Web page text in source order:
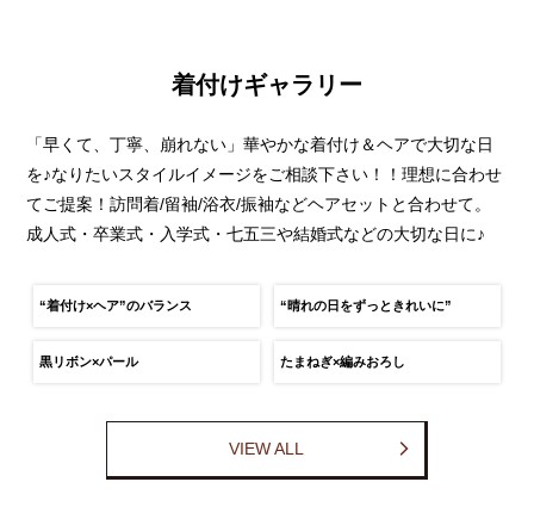
着付けギャラリー
「早くて、丁寧、崩れない」華やかな着付け＆ヘアで大切な日
を♪なりたいスタイルイメージをご相談下さい！！理想に合わせ
てご提案！訪問着/留袖/浴衣/振袖などヘアセットと合わせて。
成人式・卒業式・入学式・七五三や結婚式などの大切な日に♪
“着付け×ヘア”のバランス “晴れの日をずっときれいに”
黒リボン×パール たまねぎ×編みおろし
VIEW ALL